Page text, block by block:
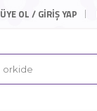
ÜYE OL / GİRİŞ YAP